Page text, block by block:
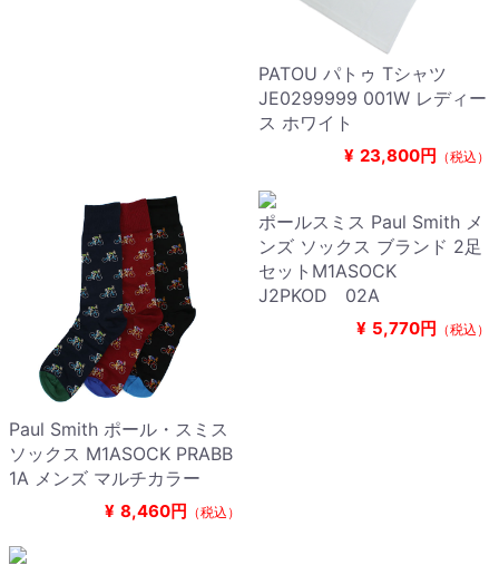
PATOU パトゥ Tシャツ
JE0299999 001W レディー
ス ホワイト
¥ 23,800円 （税込）
Paul Smith ポール・スミス
ソックス M1ASOCK PRABB
1A メンズ マルチカラー
¥ 8,460円 （税込）
ポールスミス Paul Smith メ
ンズ ソックス ブランド 2足
セットM1ASOCK
J2PKOD 02A
¥ 5,770円 （税込）